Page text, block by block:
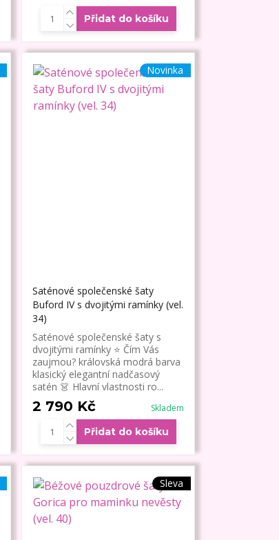
Přidat do košíku
Novinka
Saténové společenské šaty
Buford IV s dvojitými ramínky (vel.
34)
Saténové společenské šaty s
dvojitými ramínky ⭐ Čím Vás
zaujmou? královská modrá barva
klasický elegantní nadčasový
satén 👗 Hlavní vlastnosti ro...
2 790 Kč Skladem
Přidat do košíku
Sleva